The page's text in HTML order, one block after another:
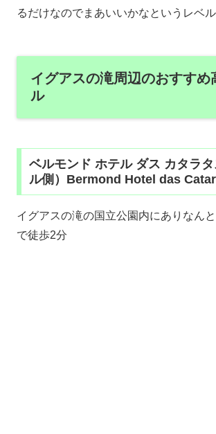
るだけなのでまあいいかなというレベル
イグアスの滝周辺のおすすめ
ル
ベルモンド ホテル ダス カタラ
ル側）Bermond Hotel das
イグアスの滝の国立公園内にありなん
で徒歩2分